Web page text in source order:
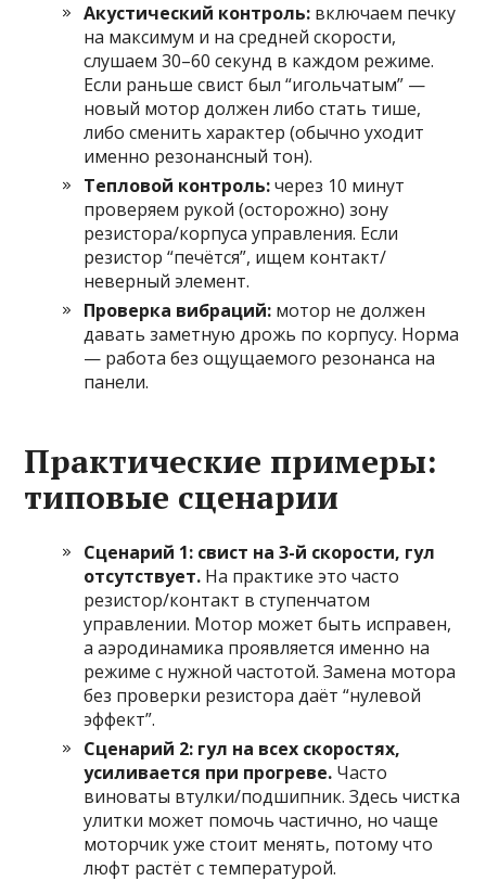
Акустический контроль: включаем печку
на максимум и на средней скорости,
слушаем 30–60 секунд в каждом режиме.
Если раньше свист был “игольчатым” —
новый мотор должен либо стать тише,
либо сменить характер (обычно уходит
именно резонансный тон).
Тепловой контроль:через 10 минут
проверяем рукой (осторожно) зону
резистора/корпуса управления. Если
резистор “печётся”, ищем контакт/
неверный элемент.
Проверка вибраций: мотор не должен
давать заметную дрожь по корпусу. Норма
— работа без ощущаемого резонанса на
панели.
Практические примеры:
типовые сценарии
Сценарий 1: свист на 3-й скорости, гул
отсутствует. На практике это часто
резистор/контакт в ступенчатом
управлении. Мотор может быть исправен,
а аэродинамика проявляется именно на
режиме с нужной частотой. Замена мотора
без проверки резистора даёт “нулевой
эффект”.
Сценарий 2: гул на всех скоростях,
усиливается при прогреве. Часто
виноваты втулки/подшипник. Здесь чистка
улитки может помочь частично, но чаще
моторчик уже стоит менять, потому что
люфт растёт с температурой.